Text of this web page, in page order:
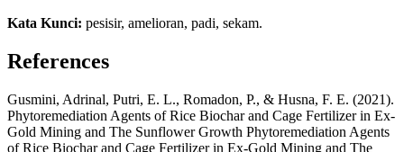
Kata Kunci: pesisir, amelioran, padi, sekam.
References
Gusmini, Adrinal, Putri, E. L., Romadon, P., & Husna, F. E. (2021).
Phytoremediation Agents of Rice Biochar and Cage Fertilizer in Ex-
Gold Mining and The Sunflower Growth Phytoremediation Agents
of Rice Biochar and Cage Fertilizer in Ex-Gold Mining and The